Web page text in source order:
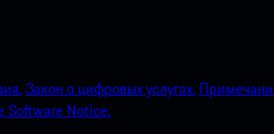
Закон о цифровых услугах.
Software Notice.